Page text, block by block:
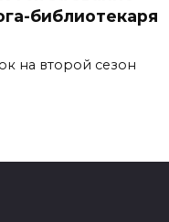
библиотекаря
на второй сезон